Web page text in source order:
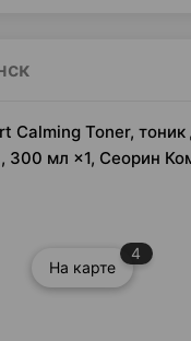
Calming Toner,
300 мл ×1, Сеорин
На карте
4